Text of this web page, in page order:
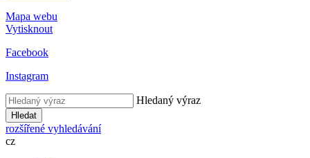
Mapa webu
Vytisknout
Facebook
Instagram
Hledaný výraz
Hledat
rozšířené vyhledávání
cz